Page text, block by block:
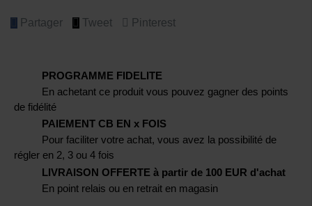
Partager Tweet Pinterest
PROGRAMME FIDELITE
En achetant ce produit vous pouvez gagner des points
de fidélité
PAIEMENT CB EN x FOIS
Pour faciliter votre achat, vous avez la possibilité de
régler en 2, 3 ou 4 fois
LIVRAISON OFFERTE à partir de 100 EUR d'achat
En point relais ou en retrait en magasin